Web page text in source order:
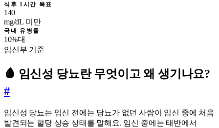
식후 1시간 목표
140
mg/dL 미만
국내 유병률
10%대
임신부 기준
🩸 임신성 당뇨란 무엇이고 왜 생기나요?
#
임신성 당뇨는 임신 전에는 당뇨가 없던 사람이 임신 중에 처음
발견되는 혈당 상승 상태를 말해요. 임신 중에는 태반에서